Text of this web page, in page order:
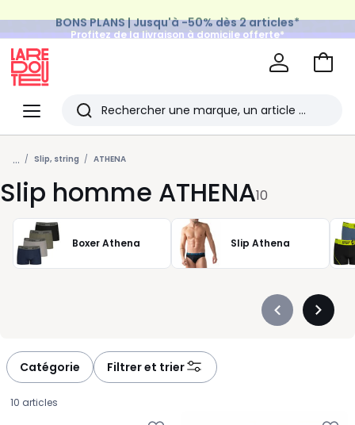
Profitez de la livraison à domicile offerte*
sur tous vos achats Mode & Maison
Menu
Redoute
Rechercher
Les
derniers
articles
consultés
Aller
... Slip, string ATHENA
Slip homme ATHENA10
Boxer Athena Slip Athena
Précédent
Catégorie Filtrer et trier
10 articles